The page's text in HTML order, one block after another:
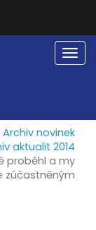
Archiv novinek
aktualit 2014
proběhl a my
zúčastněným